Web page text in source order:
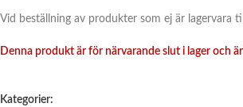
Vid beställning av produkter som ej är lagervara
Denna produkt är för närvarande slut i lager och
Kategorier: